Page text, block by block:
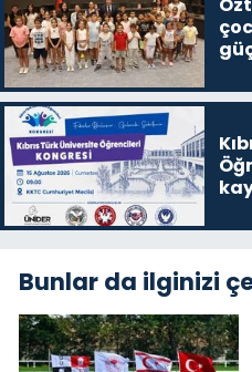
Bunlar da ilginizi